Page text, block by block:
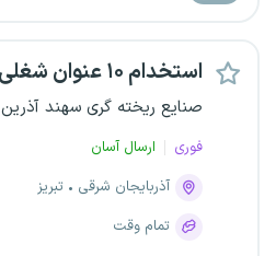
استخدام ۱۰ عنوان شغلی
صنایع ریخته گری سهند آذرین
فوری
ارسال آسان
آذربایجان شرقی
تبریز
تمام وقت